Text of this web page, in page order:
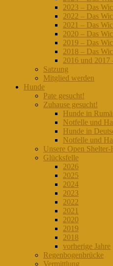
2023 – Das
2022 – Das
2021 – Das
2020 – Das
2019 – Das
2018 – Das
2016 und 2017
Satzung
Mitglied werden
Hunde
Pate gesucht!
Zuhause gesucht!
Hunde in
Notfelle und
Hunde in
Notfelle und
Unsere Open Shelter-
Glücksfelle
2026
2025
2024
2023
2022
2021
2020
2019
2018
vorherige Jahre
Regenbogenbrücke
Vermittlung